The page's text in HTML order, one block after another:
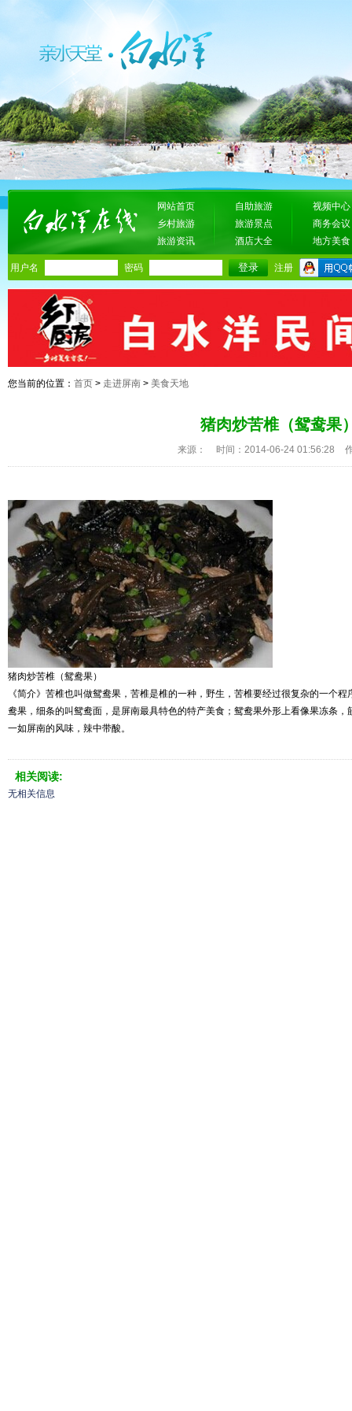
网站首页
乡村旅游
旅游资讯
自助旅游
旅游景点
酒店大全
视频中心
商务会议
地方美食
用户名 密码 注册
您当前的位置： 首页 > 走进屏南 > 美食天地
猪肉炒苦椎（鸳鸯果
来源： 时间：2014-06-24 01:56:28
猪肉炒苦椎（鸳鸯果）
《简介》苦椎也叫做鸳鸯果，苦椎是椎的一种，野生，苦椎要经过很复杂的一个
鸯果，细条的叫鸳鸯面，是屏南最具特色的特产美食；鸳鸯果外形上看像果冻条
一如屏南的风味，辣中带酸。
相关阅读:
无相关信息